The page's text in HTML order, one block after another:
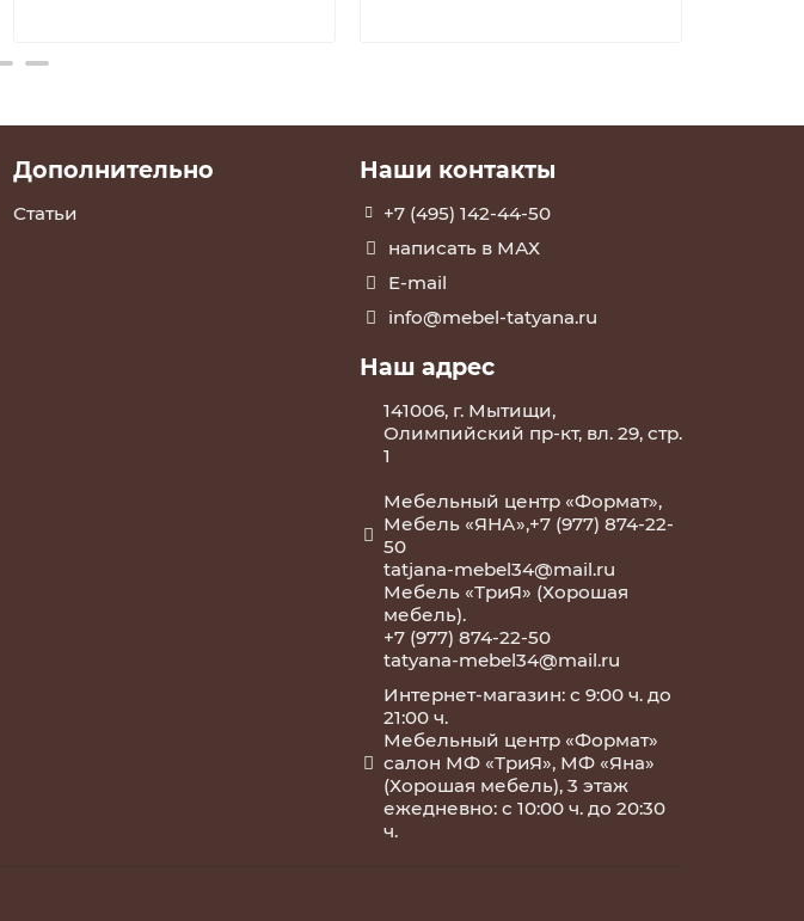
Дополнительно
Статьи
Наши контакты
+7 (495) 142-44-50
написать в МАХ
E-mail
info@mebel-tatyana.ru
Наш адрес
141006, г. Мытищи,
Олимпийский пр-кт, вл. 29, стр.
1
Мебельный центр «Формат»,
Мебель «ЯНА»,+7 (977) 874-22-
50
tatjana-mebel34@mail.ru
Мебель «ТриЯ» (Хорошая
мебель).
+7 (977) 874-22-50
tatyana-mebel34@mail.ru
Интернет-магазин: с 9:00 ч. до
21:00 ч.
Мебельный центр «Формат»
салон МФ «ТриЯ», МФ «Яна»
(Хорошая мебель), 3 этаж
ежедневно: с 10:00 ч. до 20:30
ч.